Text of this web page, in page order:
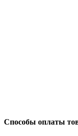
Способы оплаты